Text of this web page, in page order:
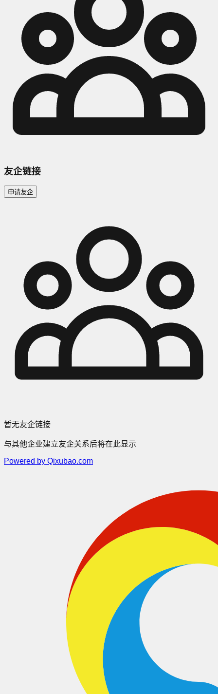
友企链接
申请友企
暂无友企链接
与其他企业建立友企关系后将在此显示
Powered by Qixubao.com